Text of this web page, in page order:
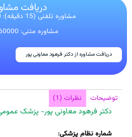
دریافت
مشاوره تلفنی (15 دقیقه): 50000 تومان
مشاوره متنی: 60000 تومان
دریافت مشاوره از دکتر فرهود معاونی پور
توضیحات نظرات (1)
دکتر فرهود معاونی پور- پزشک
شماره نظام پزشکی: